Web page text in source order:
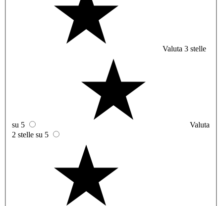
Valuta 3 stelle
su 5
Valuta
2 stelle su 5